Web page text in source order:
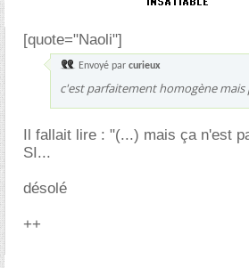
[quote="Naoli"]
Envoyé par curieux
c'est parfaitement homogène mais
Il fallait lire : "(...) mais ça n'est
SI...
désolé
++